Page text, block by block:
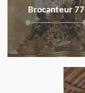
Brocanteur 77